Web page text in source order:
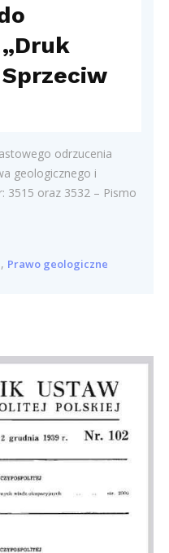
odrzucenia
geologicznego i
3515 oraz 3532 – Pismo
, Prawo geologiczne